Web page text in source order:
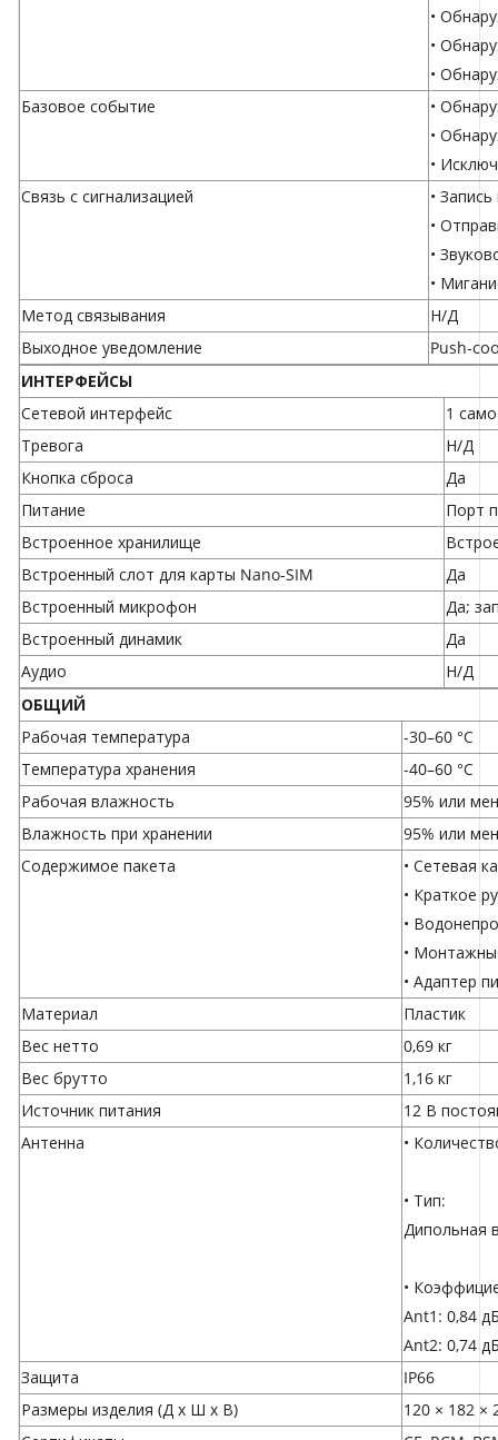
•
•
•
Базовое событие
•
•
•
Связь с сигнализацией
•
•
•
•
Метод связывания
Н/Д
Выходное уведомление
Push-
ИНТЕРФЕЙСЫ
Сетевой интерфейс
1
Тревога
Н/Д
Кнопка сброса
Да
Питание
Порт
Встроенное хранилище
Встроенный слот для карты Nano-SIM
Да
Встроенный микрофон
Да;
Встроенный динамик
Да
Аудио
Н/Д
ОБЩИЙ
Рабочая температура
-30–60 °С
Температура хранения
-40–60 °С
Рабочая влажность
95% или
Влажность при хранении
95% или
Содержимое пакета
• Сетевая
• Краткое
•
•
• Адаптер
Материал
Пластик
Вес нетто
0,69 кг
Вес брутто
1,16 кг
Источник питания
12 В
Антенна
•
• Тип:
Дипольная
•
Ant1: 0,84
Ant2: 0,74
Защита
IP66
Размеры изделия (Д x Ш x В)
120 × 182 ×